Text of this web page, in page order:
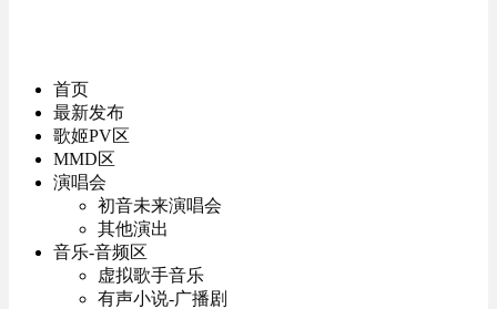
首页
最新发布
歌姬PV区
MMD区
演唱会
初音未来演唱会
其他演出
音乐-音频区
虚拟歌手音乐
有声小说-广播剧